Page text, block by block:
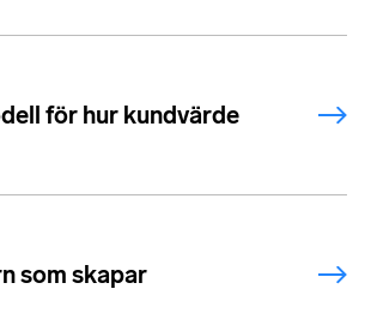
för hur kundvärde
som skapar